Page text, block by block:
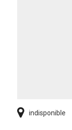
indisponible